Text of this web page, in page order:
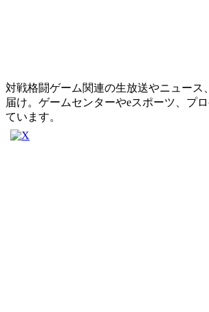
対戦格闘ゲーム関連の生放送やニュース
届け。ゲームセンターやeスポーツ、プ
ています。